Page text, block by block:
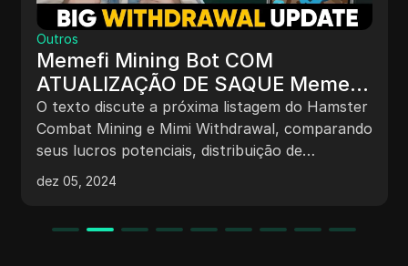
Outros
Memefi Mining Bot COM
ATUALIZAÇÃO DE SAQUE Memefi
Airdrop Listagem Boa Notícia |
Memefi Maior Que Hamster?
O texto discute a próxima listagem do Hamster
Combat Mining e Mimi Withdrawal, comparando
seus lucros potenciais, distribuição de
suprimentos, colaborações de parcerias e
estratégias de usuários. Ele também aborda as
como aumentar os ganhos por meio de
dez 05, 2024